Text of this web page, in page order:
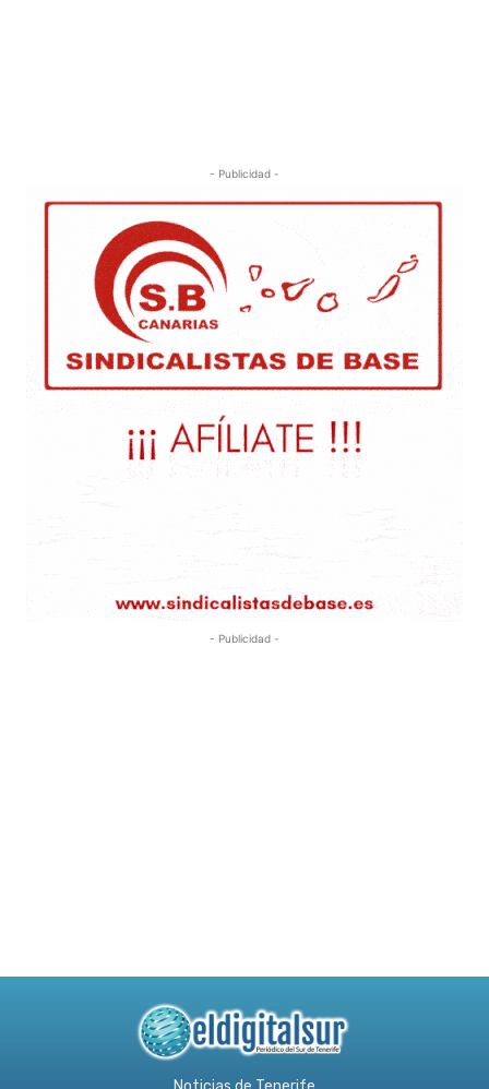
- Publicidad -
- Publicidad -